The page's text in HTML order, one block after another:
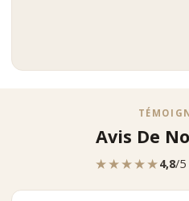
Avis De
★★★★★4,8/5